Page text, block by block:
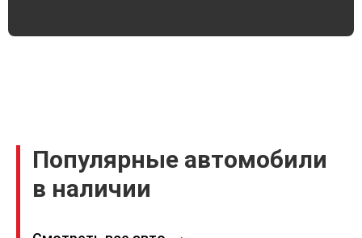
Популярные автомобили
в наличии